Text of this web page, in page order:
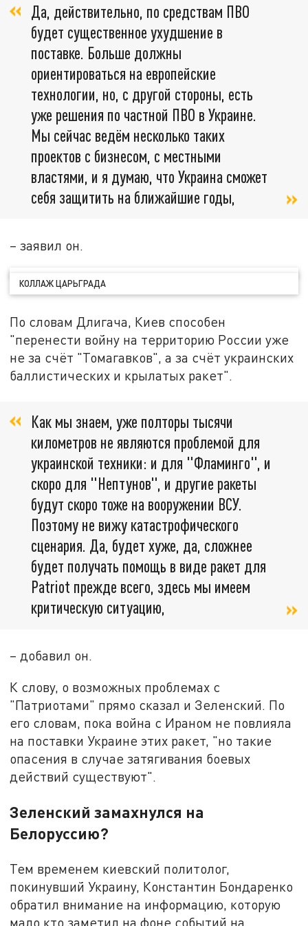
Да, действительно, по средствам ПВО
будет существенное ухудшение в
поставке. Больше должны
ориентироваться на европейские
технологии, но, с другой стороны, есть
уже решения по частной ПВО в Украине.
Мы сейчас ведём несколько таких
проектов с бизнесом, с местными
властями, и я думаю, что Украина сможет
себя защитить на ближайшие годы,
– заявил он.
КОЛЛАЖ ЦАРЬГРАДА
По словам Длигача, Киев способен
"перенести войну на территорию России уже
не за счёт "Томагавков", а за счёт украинских
баллистических и крылатых ракет".
Как мы знаем, уже полторы тысячи
километров не являются проблемой для
украинской техники: и для "Фламинго", и
скоро для "Нептунов", и другие ракеты
будут скоро тоже на вооружении ВСУ.
Поэтому не вижу катастрофического
сценария. Да, будет хуже, да, сложнее
будет получать помощь в виде ракет для
Patriot прежде всего, здесь мы имеем
критическую ситуацию,
– добавил он.
К слову, о возможных проблемах с
"Патриотами" прямо сказал и Зеленский. По
его словам, пока война с Ираном не повлияла
на поставки Украине этих ракет, "но такие
опасения в случае затягивания боевых
действий существуют".
Зеленский замахнулся на
Белоруссию?
Тем временем киевский политолог,
покинувший Украину, Константин Бондаренко
обратил внимание на информацию, которую
мало кто заметил на фоне событий на